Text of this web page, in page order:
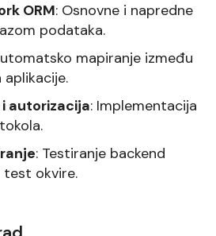
ORM: Osnovne i napredne
podataka.
mapiranje između
autorizacija: Implementacija
: Testiranje backend
test okvire.